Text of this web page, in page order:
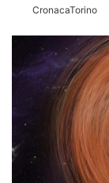
CronacaTorino